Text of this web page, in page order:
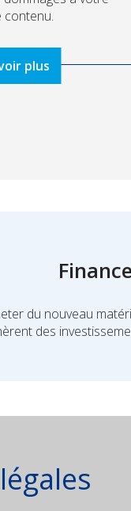
contenu.
plus
du nouveau
des